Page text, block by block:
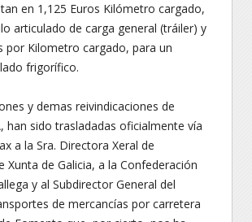
en 1,125 Euros Kilómetro cargado,
articulado de carga general (tráiler) y
por Kilometro cargado, para un
frigorífico.
y demas reivindicaciones de
han sido trasladadas oficialmente vía
a la Sra. Directora Xeral de
Xunta de Galicia, a la Confederación
y al Subdirector General del
de mercancías por carretera